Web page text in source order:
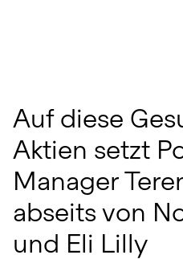
Auf diese
Aktien setzt
Manager
abseits von
und Eli Lilly